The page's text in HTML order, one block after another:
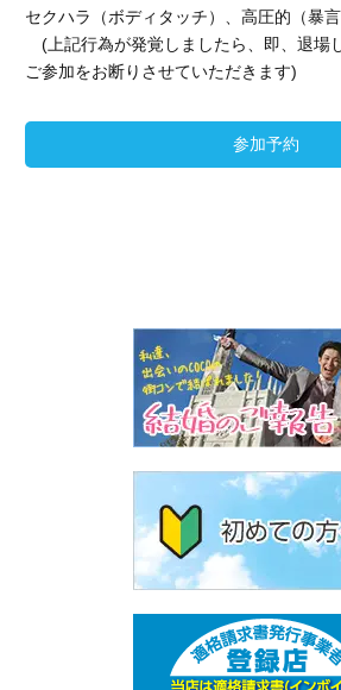
セクハラ（ボディタッチ）、高圧的（暴
(上記行為が発覚しましたら、即、退場
ご参加をお断りさせていただきます)
参加予約